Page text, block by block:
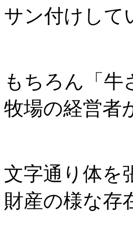
サン付けして
もちろん「
牧場の経営者
文字通り体を
財産の様な存